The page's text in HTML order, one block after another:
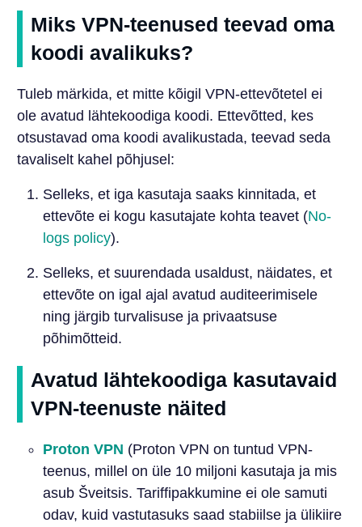
Miks VPN-teenused teevad oma
koodi avalikuks?
Tuleb märkida, et mitte kõigil VPN-ettevõtetel ei
ole avatud lähtekoodiga koodi. Ettevõtted, kes
otsustavad oma koodi avalikustada, teevad seda
tavaliselt kahel põhjusel:
Selleks, et iga kasutaja saaks kinnitada, et
ettevõte ei kogu kasutajate kohta teavet (No-
logs policy).
Selleks, et suurendada usaldust, näidates, et
ettevõte on igal ajal avatud auditeerimisele
ning järgib turvalisuse ja privaatsuse
põhimõtteid.
Avatud lähtekoodiga kasutavaid
VPN-teenuste näited
Proton VPN (Proton VPN on tuntud VPN-
teenus, millel on üle 10 miljoni kasutaja ja mis
asub Šveitsis. Tariffipakkumine ei ole samuti
odav, kuid vastutasuks saad stabiilse ja ülikiire